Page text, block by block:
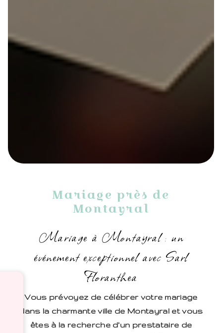
Mariage près de
Montayral
Mariage à Montayral : un
événement exceptionnel avec Sarl
Floranthea
Vous prévoyez de célébrer votre mariage
dans la charmante ville de Montayral et vous
êtes à la recherche d'un prestataire de